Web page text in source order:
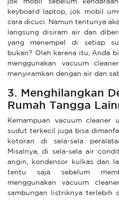
jok mobil sebelum
keyboard laptop, jok mobil
cara dicuci. Namun tentunya
langsung disiram air dan
yang menempel di setiap
bukan? Oleh karena itu, Anda
menggunakan vacuum
menyiramkan dengan air dan
3. Menghilangkan
Rumah Tangga
Kemampuan vacuum cleaner
sudut terkecil juga bisa
kotoran di sela-sela
Misalnya, di sela-sela air
angin, kondensor kulkas dan
tentu saja sebelum
menggunakan vacuum
sambungan listriknya terlebih